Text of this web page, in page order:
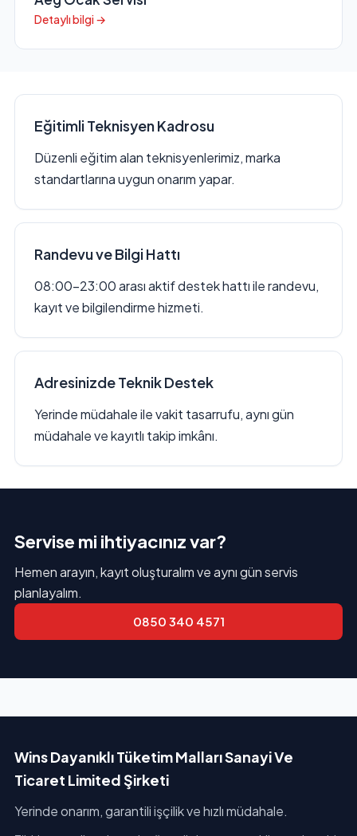
Detaylı bilgi →
Eğitimli Teknisyen Kadrosu
Düzenli eğitim alan teknisyenlerimiz, marka
standartlarına uygun onarım yapar.
Randevu ve Bilgi Hattı
08:00–23:00 arası aktif destek hattı ile randevu,
kayıt ve bilgilendirme hizmeti.
Adresinizde Teknik Destek
Yerinde müdahale ile vakit tasarrufu, aynı gün
müdahale ve kayıtlı takip imkânı.
Servise mi ihtiyacınız var?
Hemen arayın, kayıt oluşturalım ve aynı gün servis
planlayalım.
0850 340 4571
Wins Dayanıklı Tüketim Malları Sanayi Ve
Ticaret Limited Şirketi
Yerinde onarım, garantili işçilik ve hızlı müdahale.